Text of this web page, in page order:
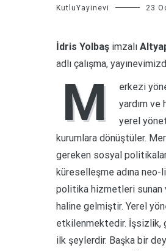
KutluYayinevi 23
İdris Yolbaş imzalı
adlı çalışma,
M
erkezi
yardım
yerel
kurumlara dönüştüler.
gereken sosyal
küreselleşme adına neo-
politika hizmetleri sunan
haline gelmiştir. Yerel
etkilenmektedir. İşsizlik,
ilk şeylerdir. Başka bir